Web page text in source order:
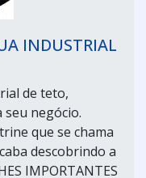
INDUSTRIAL
de teto,
seu negócio.
que se chama
descobrindo a
IMPORTANTES